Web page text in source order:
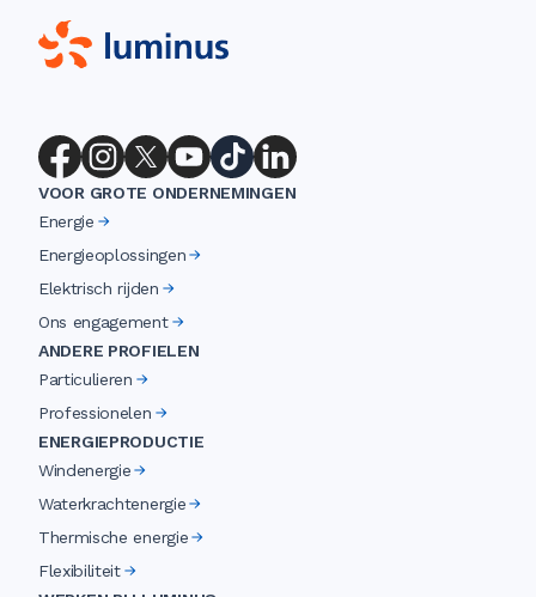
VOOR GROTE ONDERNEMINGEN
Energie
Energieoplossingen
Elektrisch rijden
Ons engagement
ANDERE PROFIELEN
Particulieren
Professionelen
ENERGIEPRODUCTIE
Windenergie
Waterkrachtenergie
Thermische energie
Flexibiliteit